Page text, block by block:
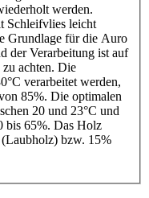
werden.
Schleifvlies leicht
Grundlage für die Auro
der Verarbeitung ist auf
achten. Die
verarbeitet werden,
85%. Die optimalen
20 und 23°C und
bis 65%. Das Holz
bzw. 15%